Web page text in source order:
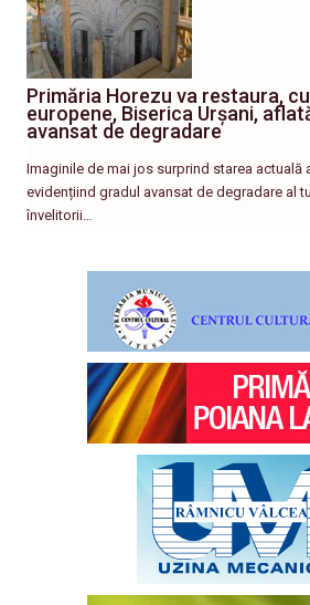
Primăria Horezu va restaura,
europene, Biserica Urșani,
avansat de degradare
Imaginile de mai jos surprind starea actuală
evidențiind gradul avansat de degradare al
învelitorii…